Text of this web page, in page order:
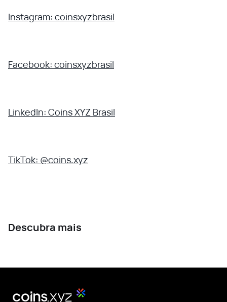
Instagram: coinsxyzbrasil
Facebook: coinsxyzbrasil
LinkedIn: Coins XYZ Brasil
TikTok: @coins.xyz
Descubra mais